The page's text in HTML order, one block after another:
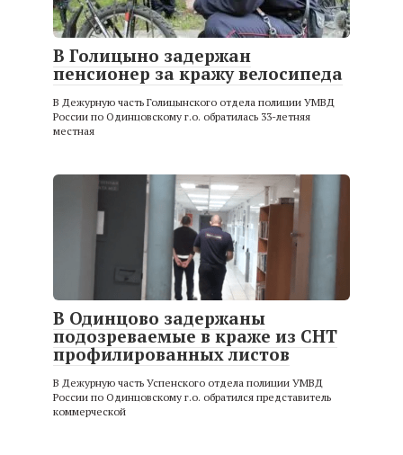
В Голицыно задержан
пенсионер за кражу велосипеда
В Дежурную часть Голицынского отдела полиции УМВД
России по Одинцовскому г.о. обратилась 33-летняя
местная
В Одинцово задержаны
подозреваемые в краже из СНТ
профилированных листов
В Дежурную часть Успенского отдела полиции УМВД
России по Одинцовскому г.о. обратился представитель
коммерческой